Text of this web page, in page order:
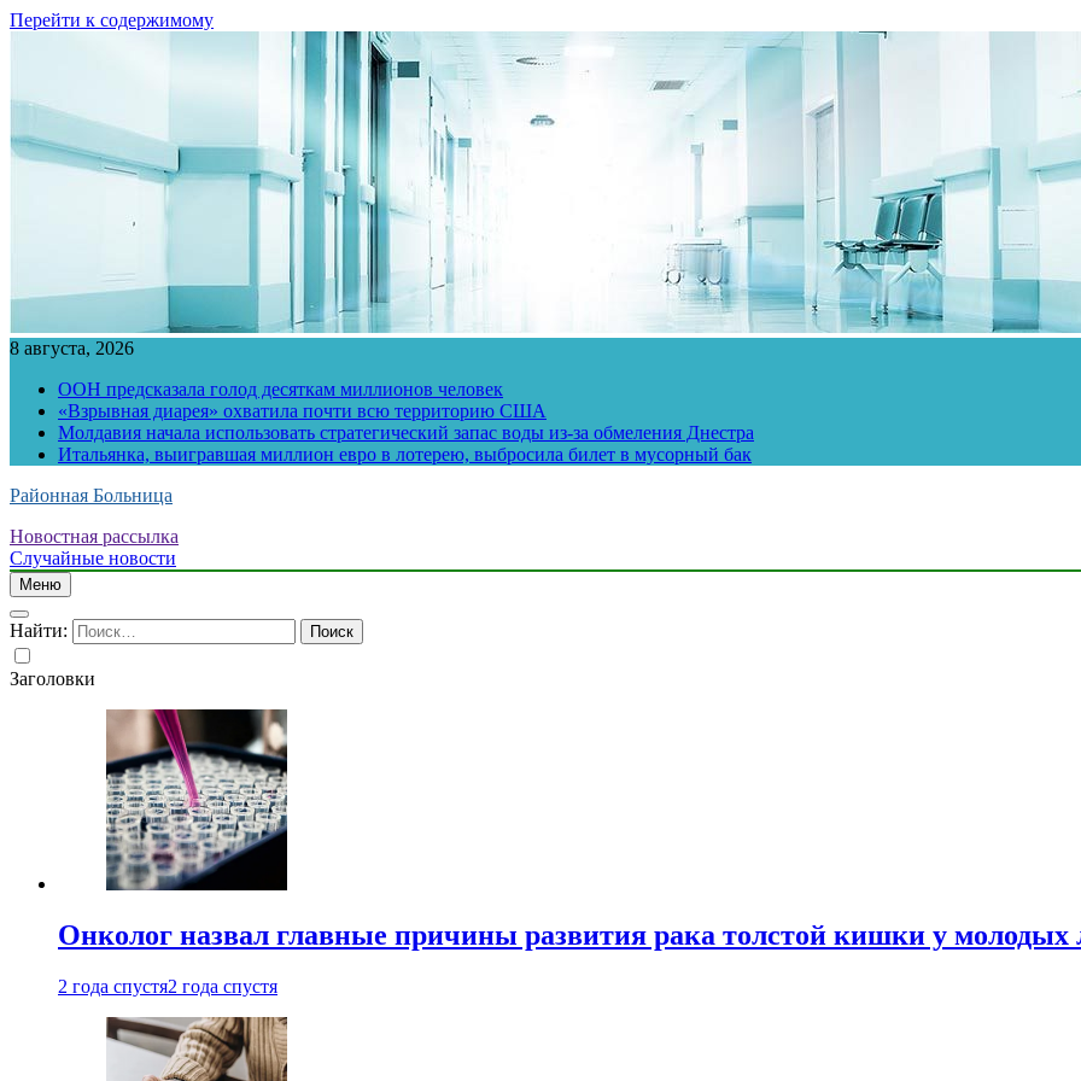
Перейти к содержимому
8 августа, 2026
ООН предсказала голод десяткам миллионов человек
«Взрывная диарея» охватила почти всю территорию США
Молдавия начала использовать стратегический запас воды из-за обмеления Днестра
Итальянка, выигравшая миллион евро в лотерею, выбросила билет в мусорный бак
Районная Больница
Новостная рассылка
Случайные новости
Меню
Найти:
Заголовки
Онколог назвал главные причины развития рака толстой кишки у молодых
2 года спустя2 года спустя